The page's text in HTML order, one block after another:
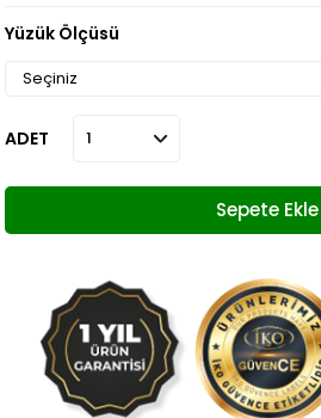
Yüzük Ölçüsü
ADET